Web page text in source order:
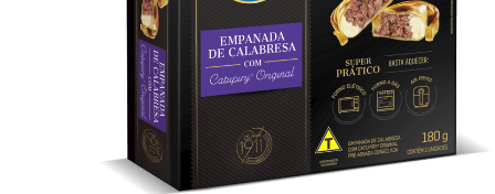
detergente
9 macarrão
º chocolate